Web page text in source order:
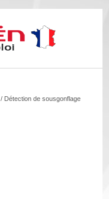
/ Détection de sousgonflage